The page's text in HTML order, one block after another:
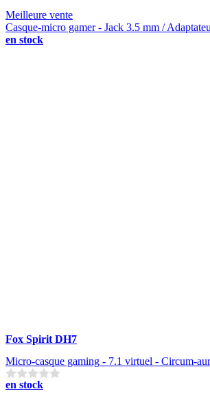
Meilleure vente
Casque-micro gamer - Jack 3.5 mm /
en stock
Fox Spirit DH7
Micro-casque gaming - 7.1 virtuel - Circum-
en stock